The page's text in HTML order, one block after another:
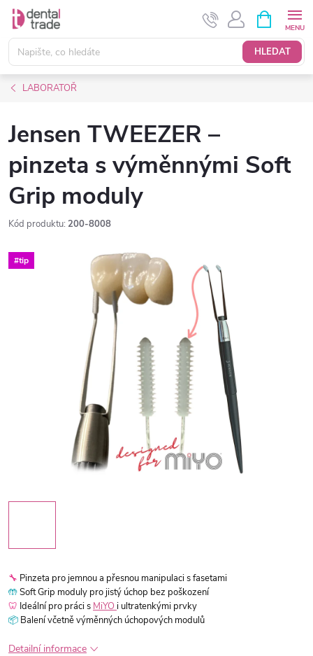
Přejít
obsah
HLEDAT
NÁKUPNÍ
KOŠÍK
LABORATOŘ
Jensen TWEEZER –
pinzeta s výměnnými Soft
Grip moduly
Kód produktu: 200-8008
#tip
🔧 Pinzeta pro jemnou a přesnou manipulaci s fasetami
🤲Soft Grip moduly pro jistý úchop bez poškození
🦷 Ideální pro práci s MiYO i ultratenkými prvky
📦 Balení včetně výměnných úchopových modulů
Detailní informace